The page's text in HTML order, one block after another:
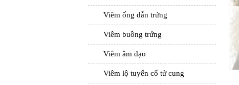
Viêm ống dẫn trứng
Viêm buồng trứng
Viêm âm đạo
Viêm lộ tuyến cổ tử cung